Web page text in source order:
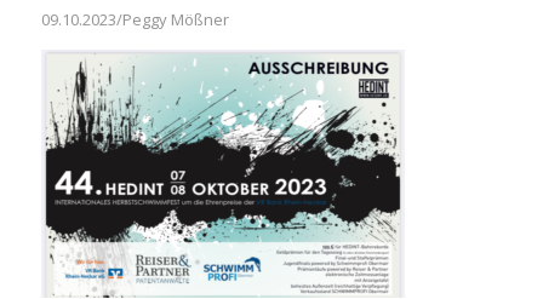
09.10.2023/Peggy Mößner